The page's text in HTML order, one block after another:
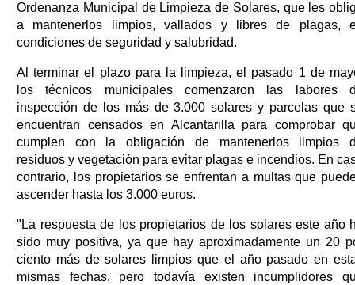
Ordenanza Municipal de Limpieza de Solares, que les
a mantenerlos limpios, vallados y libres de plagas,
condiciones de seguridad y salubridad.
Al terminar el plazo para la limpieza, el pasado 1 de
los técnicos municipales comenzaron las labores
inspección de los más de 3.000 solares y parcelas que
encuentran censados en Alcantarilla para comprobar
cumplen con la obligación de mantenerlos limpios
residuos y vegetación para evitar plagas e incendios. En
contrario, los propietarios se enfrentan a multas que
ascender hasta los 3.000 euros.
"La respuesta de los propietarios de los solares este año
sido muy positiva, ya que hay aproximadamente un 20
ciento más de solares limpios que el año pasado en
mismas fechas, pero todavía existen incumplidores